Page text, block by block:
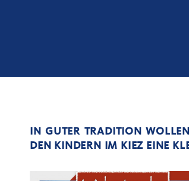
IN GUTER TRADITION
DEN KINDERN IM KIEZ EINE